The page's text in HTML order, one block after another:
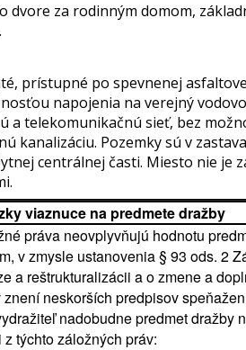
dvore za rodinným domom,
prístupné po spevnenej
napojenia na verejný
a telekomunikačnú sieť, bez
kanalizáciu. Pozemky sú v
centrálnej časti. Miesto nie je
viaznuce na predmete dražby
práva neovplyvňujú hodnotu
v zmysle ustanovenia § 93 ods. 2
a reštrukturalizácii a o zmene a
neskorších predpisov
nadobudne predmet dražby
týchto záložných práv: